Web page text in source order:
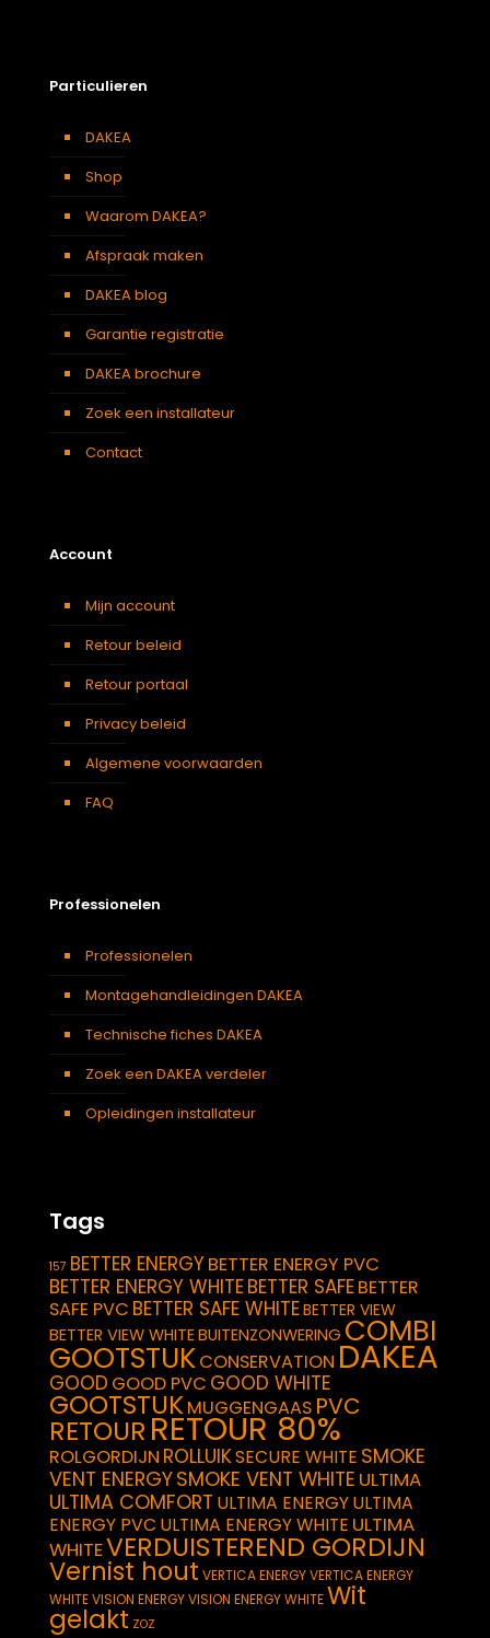
Particulieren
DAKEA
Shop
Waarom DAKEA?
Afspraak maken
DAKEA blog
Garantie registratie
DAKEA brochure
Zoek een installateur
Contact
Account
Mijn account
Retour beleid
Retour portaal
Privacy beleid
Algemene voorwaarden
FAQ
Professionelen
Professionelen
Montagehandleidingen DAKEA
Technische fiches DAKEA
Zoek een DAKEA verdeler
Opleidingen installateur
Tags
157 BETTER ENERGYBETTER ENERGY PVC
BETTER ENERGY WHITEBETTER SAFEBETTER
SAFE PVC BETTER SAFE WHITEBETTER VIEW
BETTER VIEW WHITEBUITENZONWERING COMBI
GOOTSTUKCONSERVATION DAKEA
GOOD GOOD PVC GOOD WHITE
GOOTSTUKMUGGENGAAS PVC
RETOUR RETOUR 80%
ROLGORDIJN ROLLUIKSECURE WHITE SMOKE
VENT ENERGYSMOKE VENT WHITE ULTIMA
ULTIMA COMFORT ULTIMA ENERGYULTIMA
ENERGY PVC ULTIMA ENERGY WHITE ULTIMA
WHITEVERDUISTEREND GORDIJN
Vernist hout VERTICA ENERGYVERTICA ENERGY
WHITEVISION ENERGYVISION ENERGY WHITEWit
gelakt ZOZ